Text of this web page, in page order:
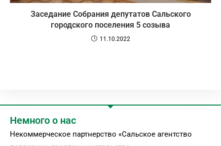
Заседание Собрания депутатов Сальского
городского поселения 5 созыва
11.10.2022
Немного о нас
Некоммерческое партнерство «Сальское агентство